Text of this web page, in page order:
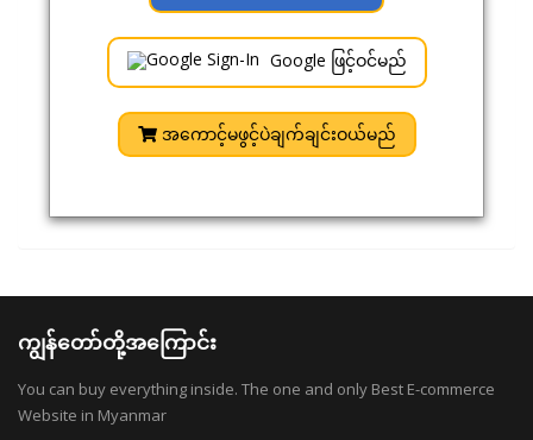
Google ဖြင့်ဝင်မည်
အကောင့်မဖွင့်ပဲချက်ချင်းဝယ်မည်
ကျွန်တော်တို့အကြောင်း
You can buy everything inside. The one and only Best E-commerce
Website in Myanmar